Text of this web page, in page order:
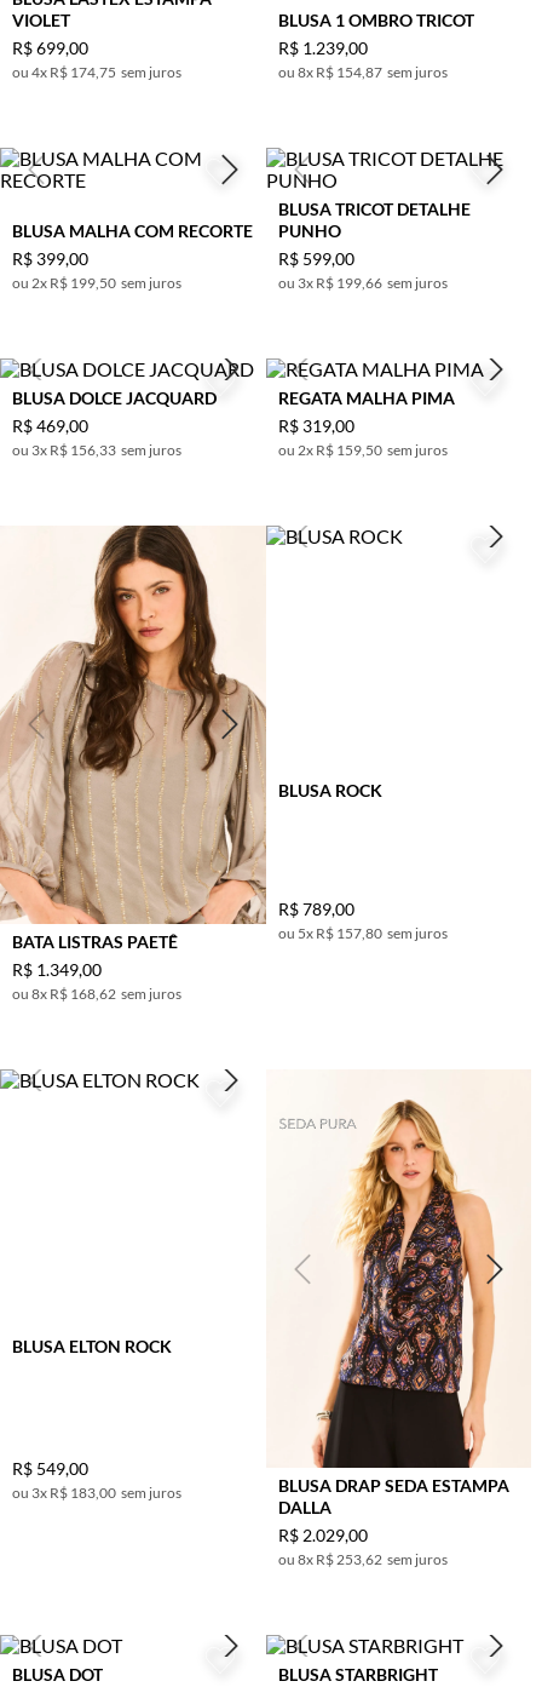
VIOLET
R$699,00
4x R$ 174,75 sem juros
BLUSA 1 OMBRO TRICOT
R$ 1.239,00
8x R$ 154,87 sem juros
BLUSA MALHA COM RECORTE
R$ 399,00
2x R$ 199,50 sem juros
BLUSA TRICOT DETALHE
PUNHO
R$ 599,00
3x R$ 199,66 sem juros
BLUSA DOLCE JACQUARD
R$469,00
3x R$ 156,33 sem juros
REGATA MALHA PIMA
R$ 319,00
2x R$ 159,50 sem juros
BATA LISTRAS PAETÊ
R$ 1.349,00
8x R$ 168,62 sem juros
BLUSA ROCK
R$ 789,00
5x R$ 157,80 sem juros
BLUSA ELTON ROCK
R$ 549,00
3x R$ 183,00 sem juros
BLUSA DRAP SEDA ESTAMPA
DALLA
R$ 2.029,00
8x R$ 253,62 sem juros
BLUSA DOT
BLUSA STARBRIGHT